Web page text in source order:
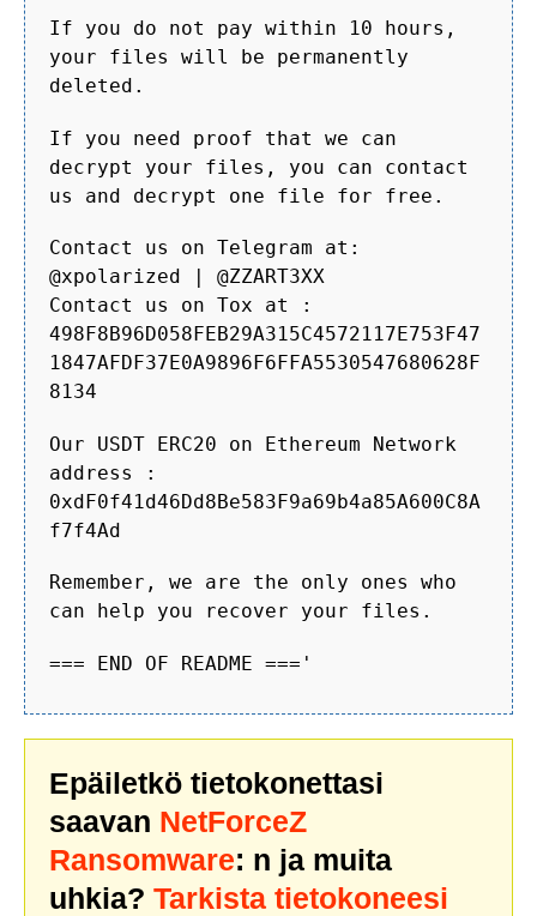
If you do not pay within 10 hours,
your files will be permanently
deleted.
If you need proof that we can
decrypt your files, you can contact
us and decrypt one file for free.
Contact us on Telegram at:
@xpolarized | @ZZART3XX
Contact us on Tox at :
498F8B96D058FEB29A315C4572117E753F47
1847AFDF37E0A9896F6FFA5530547680628F
8134
Our USDT ERC20 on Ethereum Network
address :
0xdF0f41d46Dd8Be583F9a69b4a85A600C8A
f7f4Ad
Remember, we are the only ones who
can help you recover your files.
=== END OF README ==='
Epäiletkö tietokonettasi
saavan NetForceZ
Ransomware: n ja muita
uhkia? Tarkista tietokoneesi